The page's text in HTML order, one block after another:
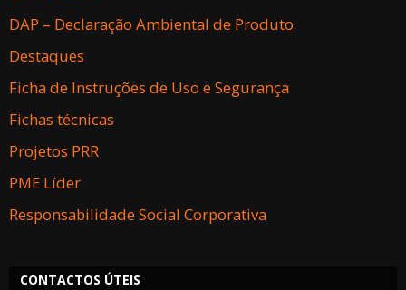
DAP – Declaração Ambiental de Produto
Destaques
Ficha de Instruções de Uso e Segurança
Fichas técnicas
Projetos PRR
PME Líder
Responsabilidade Social Corporativa
CONTACTOS ÚTEIS